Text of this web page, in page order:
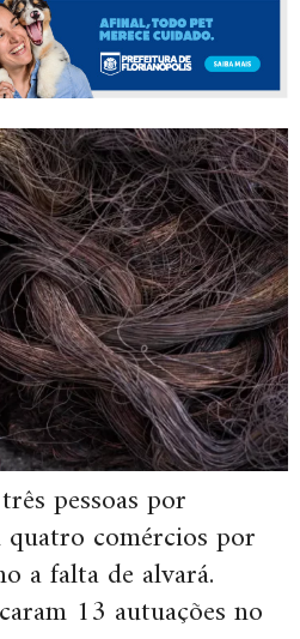
pessoas por
quatro comércios por
a falta de alvará.
13 autuações no